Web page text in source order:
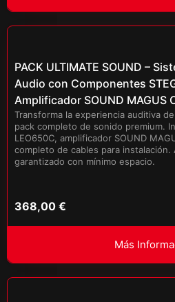
PACK ULTIMATE SOUND –
Audio con Componentes
Amplificador SOUND MAGUS
Transforma la experiencia auditiva
pack completo de sonido premium.
LEO650C, amplificador SOUND
completo de cables para
garantizado con mínimo espacio.
368,00 €
Más